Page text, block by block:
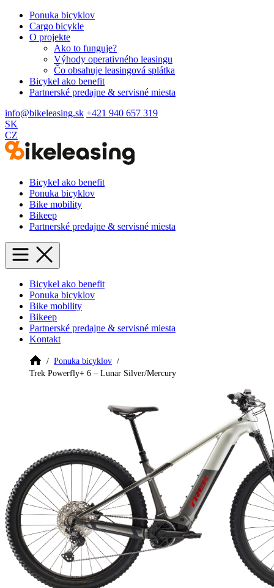
Ponuka bicyklov
Cargo bicykle
O projekte
Ako to funguje?
Výhody operativného leasingu
Čo obsahuje leasingová splátka
Bicykel ako benefit
Partnerské predajne & servisné miesta
info@bikeleasing.sk +421 940 657 319
SK
CZ
Bicykel ako benefit
Ponuka bicyklov
Bike mobility
Bikeep
Partnerské predajne & servisné miesta
Bicykel ako benefit
Ponuka bicyklov
Bike mobility
Bikeep
Partnerské predajne & servisné miesta
Kontakt
Ponuka bicyklov
Trek Powerfly+ 6 – Lunar Silver/Mercury